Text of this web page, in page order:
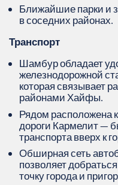
Ближайшие парки и
в соседних районах.
Транспорт
Шамбур обладает
железнодорожной
которая связывает
районами Хайфы.
Рядом расположена
дороги Кармелит —
транспорта вверх к
Обширная сеть
позволяет
точку города и